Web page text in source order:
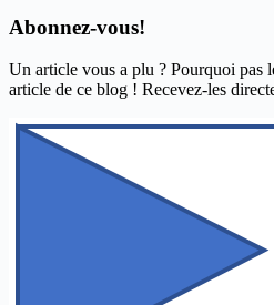
Abonnez-vous!
Un article vous a plu ? Pourquoi pas
article de ce blog ! Recevez-les